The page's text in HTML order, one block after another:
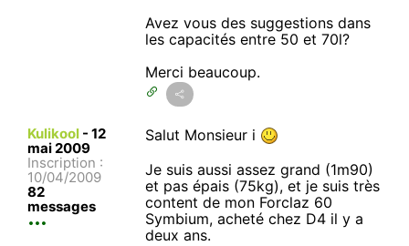
Avez vous des suggestions dans
les capacités entre 50 et 70l?
Merci beaucoup.
Kulikool - 12
mai 2009
Inscription :
10/04/2009
82
messages
Salut Monsieur i
Je suis aussi assez grand (1m90)
et pas épais (75kg), et je suis très
content de mon Forclaz 60
Symbium, acheté chez D4 il y a
deux ans.